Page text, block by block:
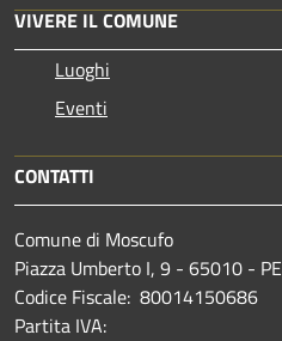
VIVERE IL COMUNE
Luoghi
Eventi
CONTATTI
Comune di Moscufo
Piazza Umberto I, 9 - 65010 - PE
Codice Fiscale: 80014150686
Partita IVA: